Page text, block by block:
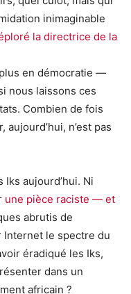
inimaginable
la directrice de la
en démocratie —
nous laissons ces
Combien de fois
n’est pas
aujourd’hui. Ni
une pièce raciste — et
abrutis de
le spectre du
éradiqué les Iks,
dans un
africain ?